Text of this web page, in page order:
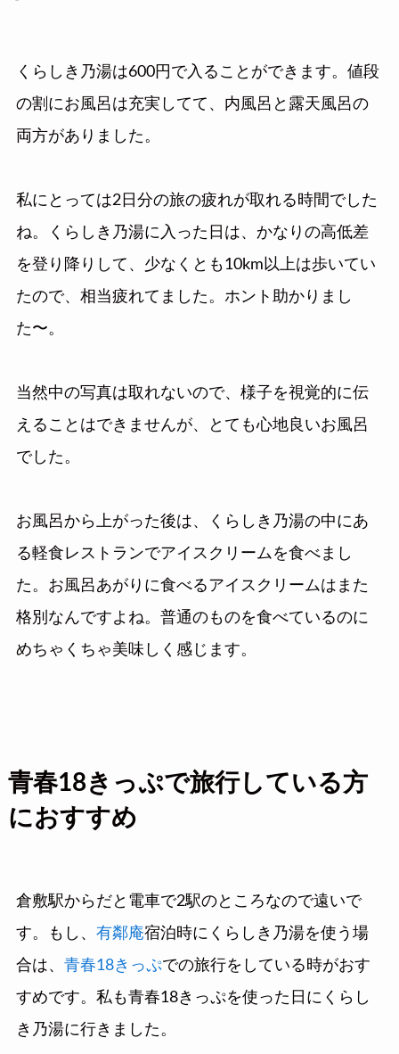
くらしき乃湯は600円で入ることができます。値段
の割にお風呂は充実してて、内風呂と露天風呂の
両方がありました。
私にとっては2日分の旅の疲れが取れる時間でした
ね。くらしき乃湯に入った日は、かなりの高低差
を登り降りして、少なくとも10km以上は歩いてい
たので、相当疲れてました。ホント助かりまし
た〜。
当然中の写真は取れないので、様子を視覚的に伝
えることはできませんが、とても心地良いお風呂
でした。
お風呂から上がった後は、くらしき乃湯の中にあ
る軽食レストランでアイスクリームを食べまし
た。お風呂あがりに食べるアイスクリームはまた
格別なんですよね。普通のものを食べているのに
めちゃくちゃ美味しく感じます。
青春18きっぷで旅行している方
におすすめ
倉敷駅からだと電車で2駅のところなので遠いで
す。もし、 有鄰庵宿泊時にくらしき乃湯を使う場
合は、 青春18きっぷでの旅行をしている時がおす
すめです。私も青春18きっぷを使った日にくらし
き乃湯に行きました。